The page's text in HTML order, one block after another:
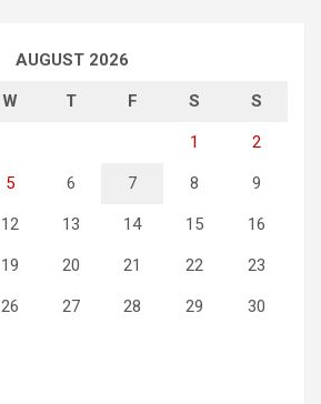
AUGUST 2026
W T F S S
1 2
5 6 7 8 9
12 13 14 15 16
19 20 21 22 23
26 27 28 29 30